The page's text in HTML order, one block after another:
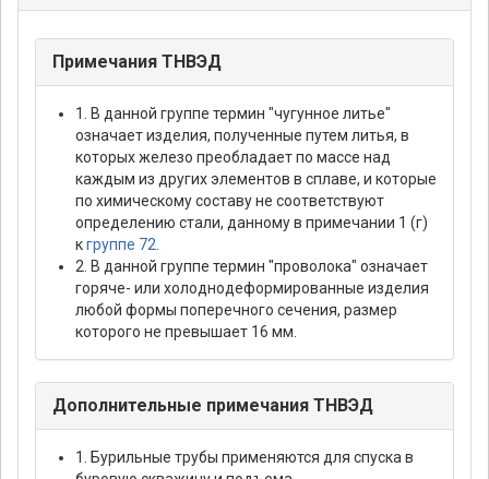
Примечания ТНВЭД
1. В данной группе термин "чугунное литье"
означает изделия, полученные путем литья, в
которых железо преобладает по массе над
каждым из других элементов в сплаве, и которые
по химическому составу не соответствуют
определению стали, данному в примечании 1 (г)
кгруппе 72
2. В данной группе термин "проволока" означает
горяче- или холоднодеформированные изделия
любой формы поперечного сечения, размер
которого не превышает 16 мм.
Дополнительные примечания ТНВЭД
1. Бурильные трубы применяются для спуска в